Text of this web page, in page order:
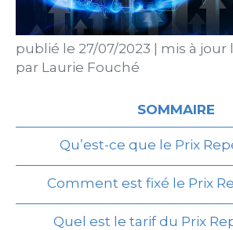
publié le 27/07/2023 mis à jour
par Laurie Fouché
SOMMAIRE
Qu’est-ce que le Prix
Comment est fixé le Prix
Quel est le tarif du Prix